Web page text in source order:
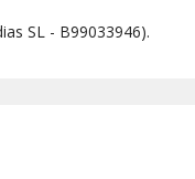
y buen rollo!
SL - B99033946).